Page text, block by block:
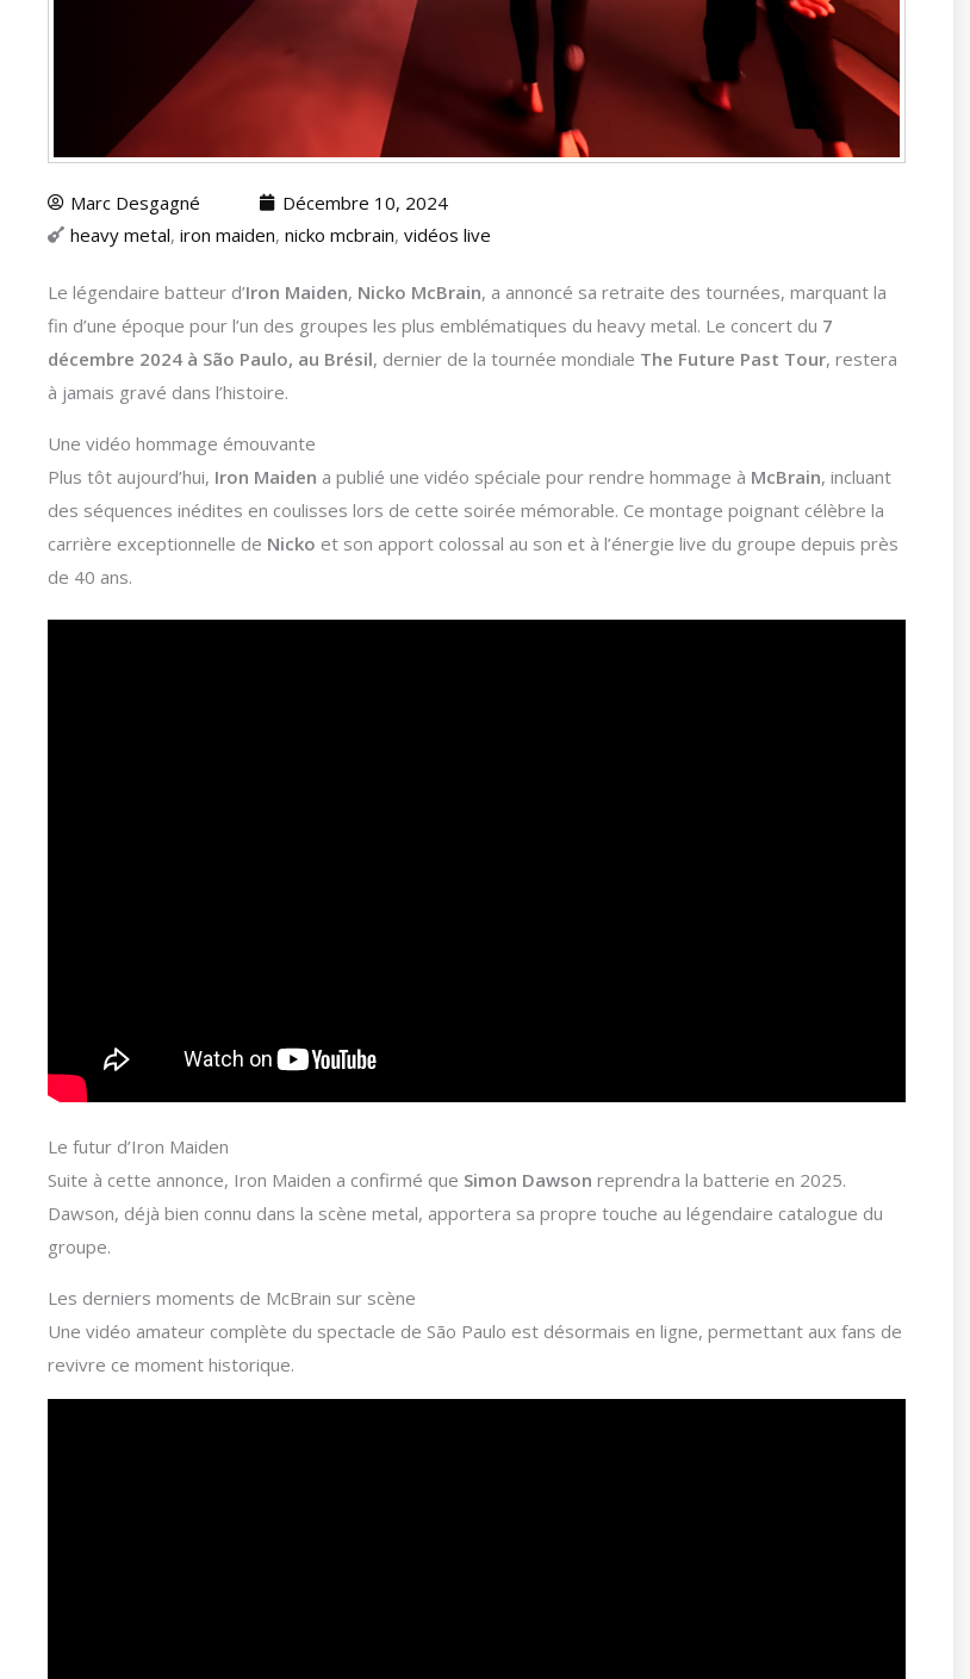
Marc Desgagné
Décembre 10, 2024
heavy metal, iron maiden, nicko mcbrain, vidéos live
Le légendaire batteur d’Iron Maiden, Nicko McBrain, a annoncé sa retraite des tournées, marquant la
fin d’une époque pour l’un des groupes les plus emblématiques du heavy metal. Le concert du 7
décembre 2024 à São Paulo, au Brésil, dernier de la tournée mondiale The Future Past Tour, restera
à jamais gravé dans l’histoire.
Une vidéo hommage émouvante
Plus tôt aujourd’hui, Iron Maiden a publié une vidéo spéciale pour rendre hommage à McBrain, incluant
des séquences inédites en coulisses lors de cette soirée mémorable. Ce montage poignant célèbre la
carrière exceptionnelle de Nicko et son apport colossal au son et à l’énergie live du groupe depuis près
de 40 ans.
Le futur d’Iron Maiden
Suite à cette annonce, Iron Maiden a confirmé que Simon Dawson reprendra la batterie en 2025.
Dawson, déjà bien connu dans la scène metal, apportera sa propre touche au légendaire catalogue du
groupe.
Les derniers moments de McBrain sur scène
Une vidéo amateur complète du spectacle de São Paulo est désormais en ligne, permettant aux fans de
revivre ce moment historique.